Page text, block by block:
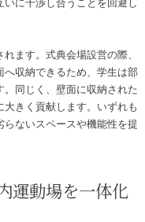
に干渉し合うことを回避し
ます。式典会場設営の際、
収納できるため、学生は部
同じく、壁面に収納された
きく貢献します。いずれも
ないスペースや機能性を提
運動場を一体化